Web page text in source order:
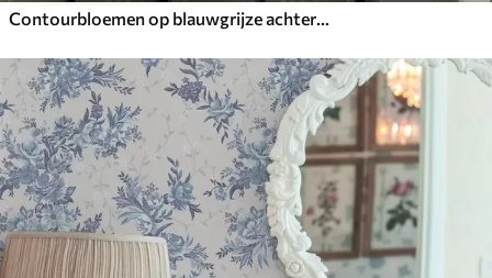
Contourbloemen op blauwgrijze achtergrond, elegant botanisch patroon